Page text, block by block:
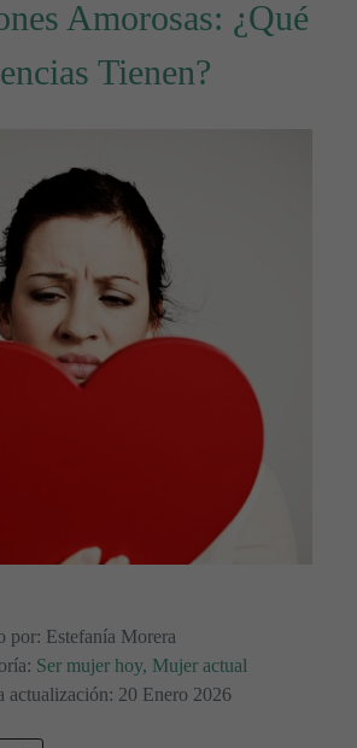
Amorosas: ¿Qué
Tienen?
por: Estefanía Morera
Ser mujer hoy, Mujer actual
actualización: 20 Enero 2026